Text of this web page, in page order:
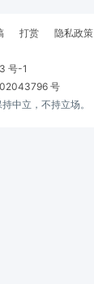
打赏
隐私政策
号-1
号
中立，不持立场。